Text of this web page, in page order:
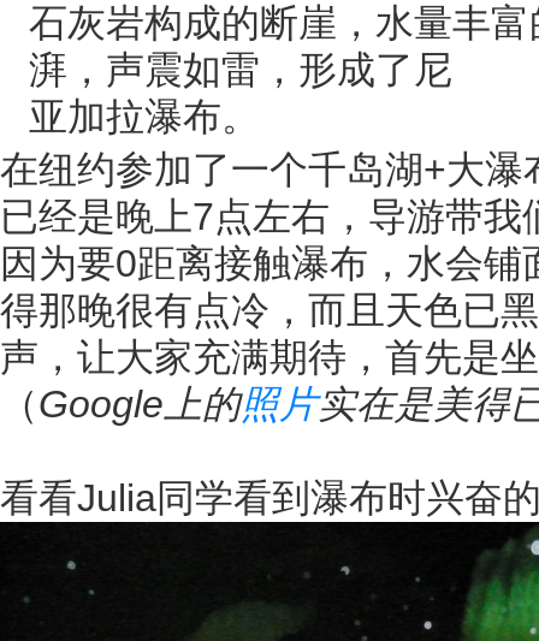
石灰岩构成的断崖，水量丰
湃，声震如雷，形成了尼
亚加拉瀑布。
在纽约参加了一个千岛湖+大
已经是晚上7点左右，导游带
因为要0距离接触瀑布，水会
得那晚很有点冷，而且天色已
声，让大家充满期待，首先是
（Google上的照片实在是美得
看看Julia同学看到瀑布时兴奋